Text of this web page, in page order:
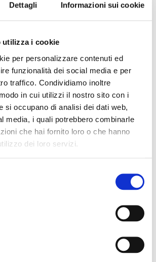
Dettagli Informazioni sui cookie
utilizza i cookie
per personalizzare contenuti ed
funzionalità dei social media e per
traffico. Condividiamo inoltre
in cui utilizzi il nostro sito con i
si occupano di analisi dei dati web,
media, i quali potrebbero combinarle
che hai fornito loro o che hanno
dei loro servizi.
comprensiva dibobina di materiale
e protezione3DSHIELD
per garantire la
tramite MEPA?
su MEPA inserendo il codice: